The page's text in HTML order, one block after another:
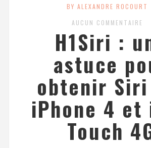
BY ALEXANDRE ROCOURT
AUCUN COMMENTAIRE
H1Siri :
astuce
obtenir
iPhone 4 et
Touch